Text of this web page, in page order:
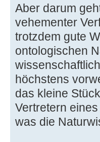
Aber darum
vehementer
trotzdem gute
ontologischen
höchstens
das kleine
Vertretern eines
was die